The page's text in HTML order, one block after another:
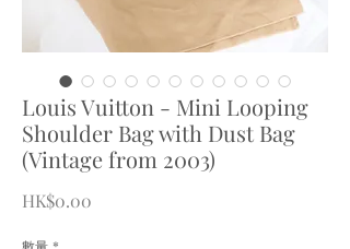
Louis Vuitton - Mini Looping
Shoulder Bag with Dust Bag
(Vintage from 2003)
HK$0.00